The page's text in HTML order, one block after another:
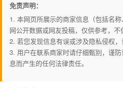
免责声明：
1. 本网页所展示的商家信息（包括名
网公开数据或网友投稿，仅供参考，不
2. 若您发现信息有误或涉及隐私侵权，
3. 用户在联系商家时请仔细甄别，谨
息而产生的任何法律责任。